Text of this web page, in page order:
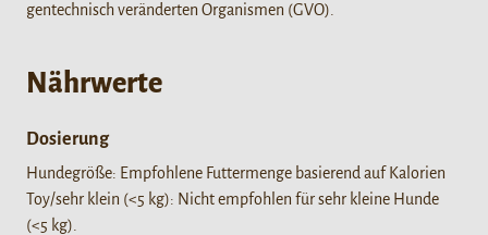
gentechnisch veränderten Organismen (GVO).
Nährwerte
Dosierung
Hundegröße: Empfohlene Futtermenge basierend auf Kalorien
Toy/sehr klein (<5 kg): Nicht empfohlen für sehr kleine Hunde
(<5 kg).